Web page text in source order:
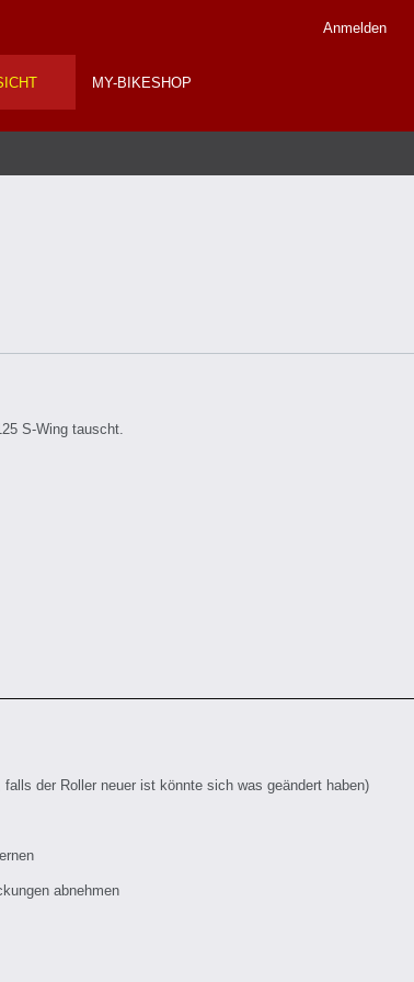
MY-BIKESHOP
Anmelden
S-Wing tauscht.
der Roller neuer ist könnte sich was geändert haben)
abnehmen